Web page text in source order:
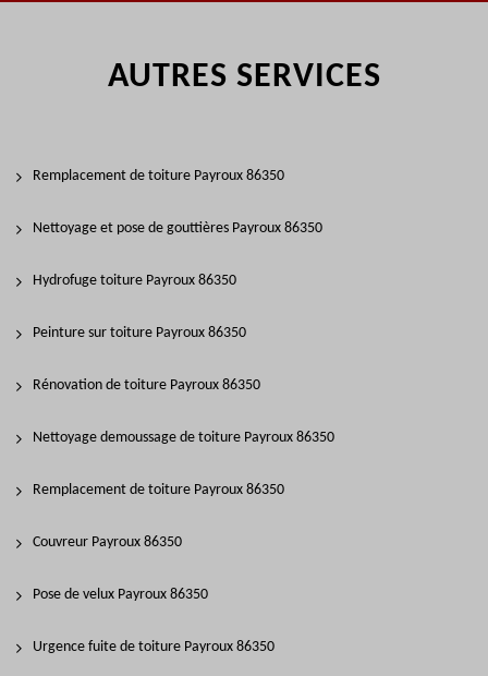
AUTRES SERVICES
Remplacement de toiture Payroux 86350
Nettoyage et pose de gouttières Payroux 86350
Hydrofuge toiture Payroux 86350
Peinture sur toiture Payroux 86350
Rénovation de toiture Payroux 86350
Nettoyage demoussage de toiture Payroux 86350
Remplacement de toiture Payroux 86350
Couvreur Payroux 86350
Pose de velux Payroux 86350
Urgence fuite de toiture Payroux 86350